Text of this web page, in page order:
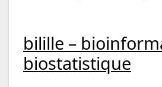
bilille –
biostatistique